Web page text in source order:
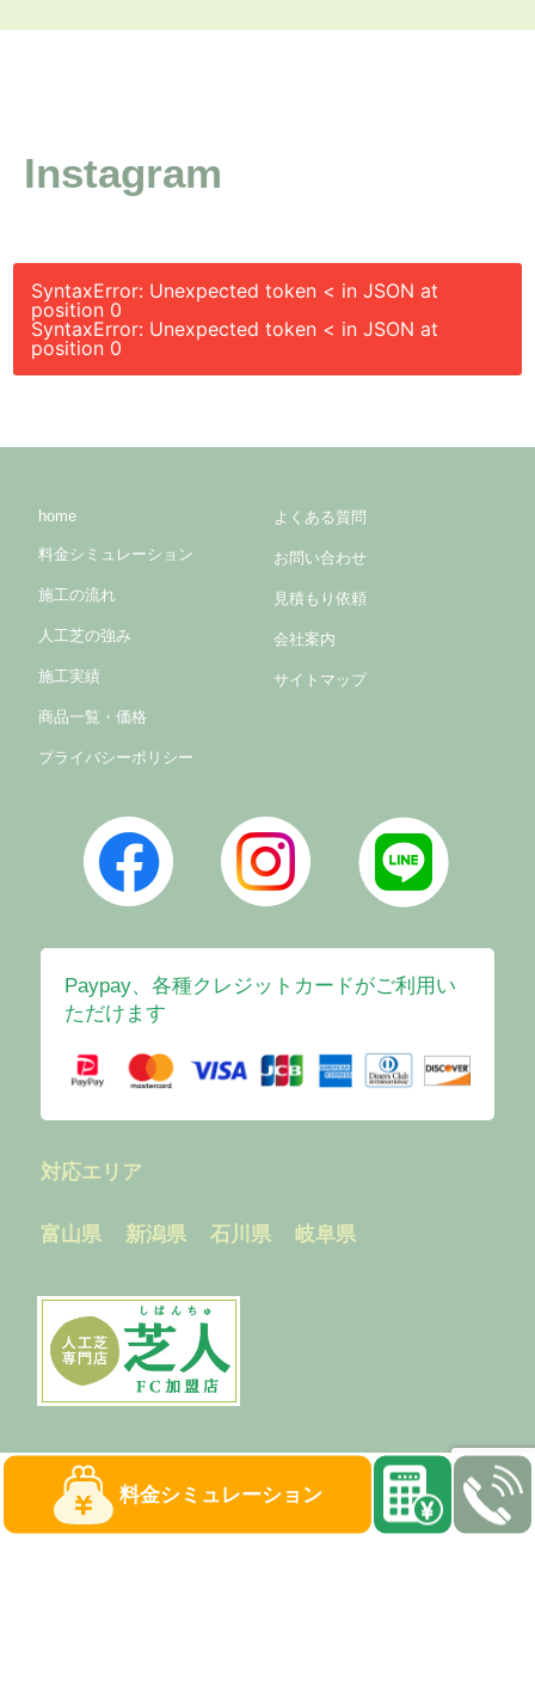
Instagram
SyntaxError: Unexpected token < in JSON at
position 0
SyntaxError: Unexpected token < in JSON at
position 0
home
料金シミュレーション
施工の流れ
人工芝の強み
施工実績
商品一覧・価格
プライバシーポリシー
よくある質問
お問い合わせ
見積もり依頼
会社案内
サイトマップ
Paypay、各種クレジットカードがご利用い
ただけます
対応エリア
富山県 新潟県 石川県 岐阜県
料金シミュレーション